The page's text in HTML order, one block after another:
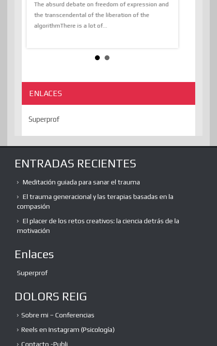
The absurd debate on freedom of expression and
the transcendental of the liberation of the
algorithmThere is a lot of...
ENLACES
Superprof
ENTRADAS RECIENTES
Meditación guiada para sanar el trauma
El trauma generacional y las terapias basadas en la
compasión
El placer de los retos creativos: la ciencia detrás de la
motivación
Enlaces
Superprof
DOLORS REIG
Sobre mi – Conferencias
Reels en Instagram (Psicología)
Contacto -Publi